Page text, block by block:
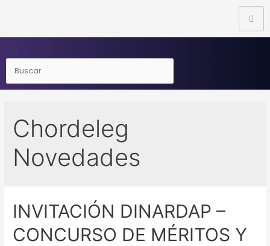
Chordeleg
Novedades
INVITACIÓN DINARDAP –
CONCURSO DE MÉRITOS Y